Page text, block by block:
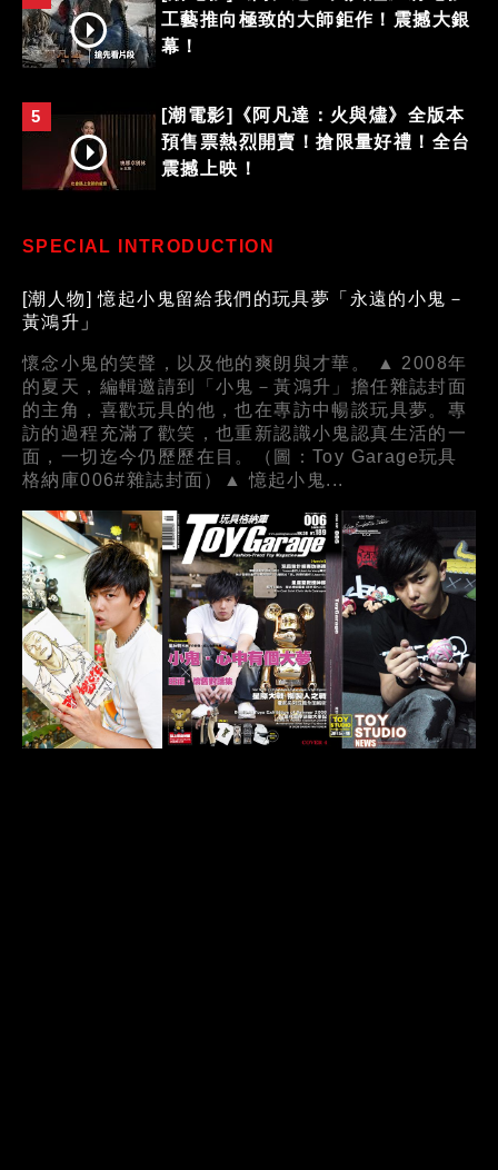
工藝推向極致的大師鉅作！震撼大銀
幕！
5
[潮電影]《阿凡達：火與燼》全版本
預售票熱烈開賣！搶限量好禮！全台
震撼上映！
SPECIAL INTRODUCTION
[潮人物] 憶起小鬼留給我們的玩具夢「永遠的小鬼－
黃鴻升」
懷念小鬼的笑聲，以及他的爽朗與才華。 ▲ 2008年
的夏天，編輯邀請到「小鬼－黃鴻升」擔任雜誌封面
的主角，喜歡玩具的他，也在專訪中暢談玩具夢。專
訪的過程充滿了歡笑，也重新認識小鬼認真生活的一
面，一切迄今仍歷歷在目。（圖：Toy Garage玩具
格納庫006#雜誌封面）▲ 憶起小鬼...